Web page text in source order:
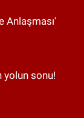
Anlaşması'
yolun sonu!